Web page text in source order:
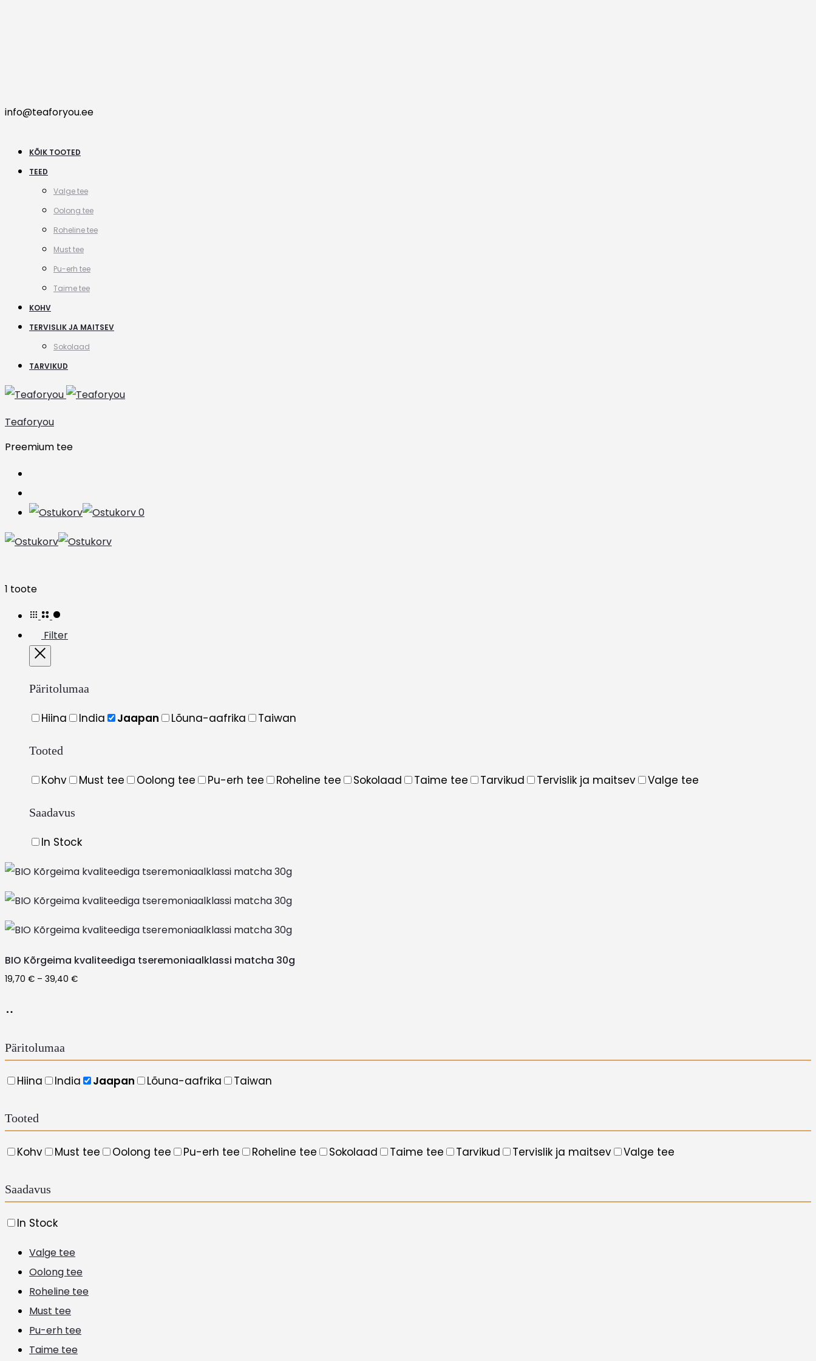
info@teaforyou.ee
KÕIK TOOTED
TEED
Valge tee
Oolong tee
Roheline tee
Must tee
Pu-erh tee
Taime tee
KOHV
TERVISLIK JA MAITSEV
Sokolaad
TARVIKUD
Teaforyou
Preemium tee
0
1 tooteNäitan
tulemust
Filter
Päritolumaa
Hiina India Jaapan Lõuna-aafrika Taiwan
Tooted
Kohv Must tee Oolong tee Pu-erh tee Roheline tee Sokolaad Taime tee Tarvikud Tervislik ja maitsev Valge tee
Saadavus
In Stock
BIO Kõrgeima kvaliteediga tseremoniaalklassi matcha 30g
19,70 € – 39,40 €Price
multiple
variants.
options
be
on
page
Päritolumaa
Hiina India Jaapan Lõuna-aafrika Taiwan
Tooted
Kohv Must tee Oolong tee Pu-erh tee Roheline tee Sokolaad Taime tee Tarvikud Tervislik ja maitsev Valge tee
Saadavus
In Stock
Valge tee
Oolong tee
Roheline tee
Must tee
Pu-erh tee
Taime tee